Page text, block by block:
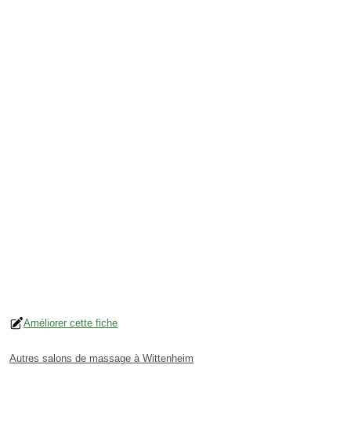
Améliorer cette fiche
Autres salons de massage à Wittenheim